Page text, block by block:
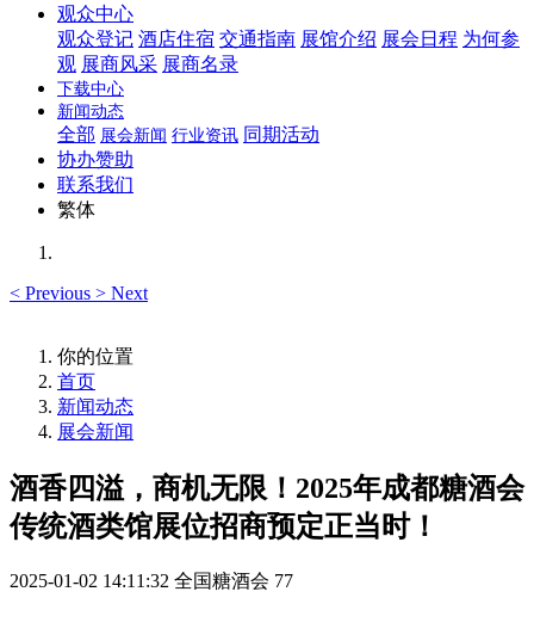
观众中心
观众登记 酒店住宿 交通指南 展馆介绍 展会日程 为何参
观 展商风采 展商名录
下载中心
新闻动态
全部 展会新闻 行业资讯 同期活动
协办赞助
联系我们
繁体
< Previous > Next
你的位置
首页
新闻动态
展会新闻
酒香四溢，商机无限！2025年成都糖酒会
传统酒类馆展位招商预定正当时！
2025-01-02 14:11:32 全国糖酒会 77